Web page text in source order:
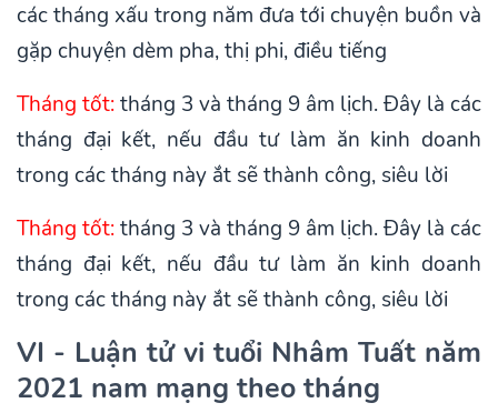
các tháng xấu trong năm đưa tới chuyện buồn và
gặp chuyện dèm pha, thị phi, điều tiếng
Tháng tốt:tháng 3 và tháng 9 âm lịch. Đây là các
tháng đại kết, nếu đầu tư làm ăn kinh doanh
trong các tháng này ắt sẽ thành công, siêu lời
Tháng tốt:tháng 3 và tháng 9 âm lịch. Đây là các
tháng đại kết, nếu đầu tư làm ăn kinh doanh
trong các tháng này ắt sẽ thành công, siêu lời
VI - Luận tử vi tuổi Nhâm Tuất năm
2021 nam mạng theo tháng